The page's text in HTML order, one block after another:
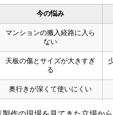
今の悩み
マンションの搬入経路に入ら
ない
天板の傷とサイズが大きすぎ
る
奥行きが深くて使いにくい